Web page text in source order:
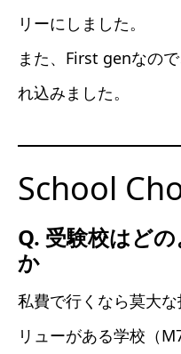
リーにしました。
また、First genなの
れ込みました。
School
Q. 受験校はど
か
私費で行くなら莫大
リューがある学校（